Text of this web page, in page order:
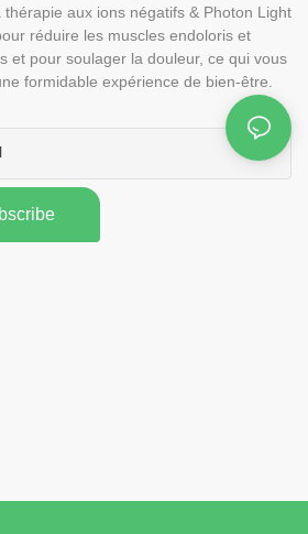
thérapie aux ions négatifs & Photon Light
réduire les muscles endoloris et
et pour soulager la douleur, ce qui vous
formidable expérience de bien-être.